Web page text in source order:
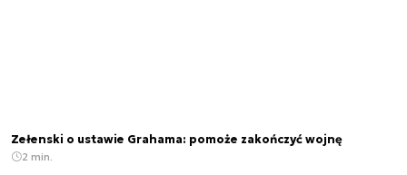
Zełenski o ustawie Grahama: pomoże zakończyć wojnę
2 min.